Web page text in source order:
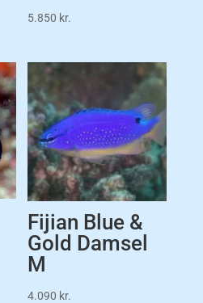
5.850 kr.
Fijian Blue &
Gold Damsel
M
4.090 kr.